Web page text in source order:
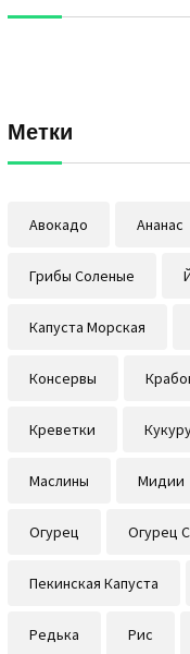
Метки
Авокадо Ананас
Грибы Соленые
Капуста Морская
Консервы
Креветки
Маслины Мидии
Огурец Огурец
Пекинская Капуста
Редька Рис